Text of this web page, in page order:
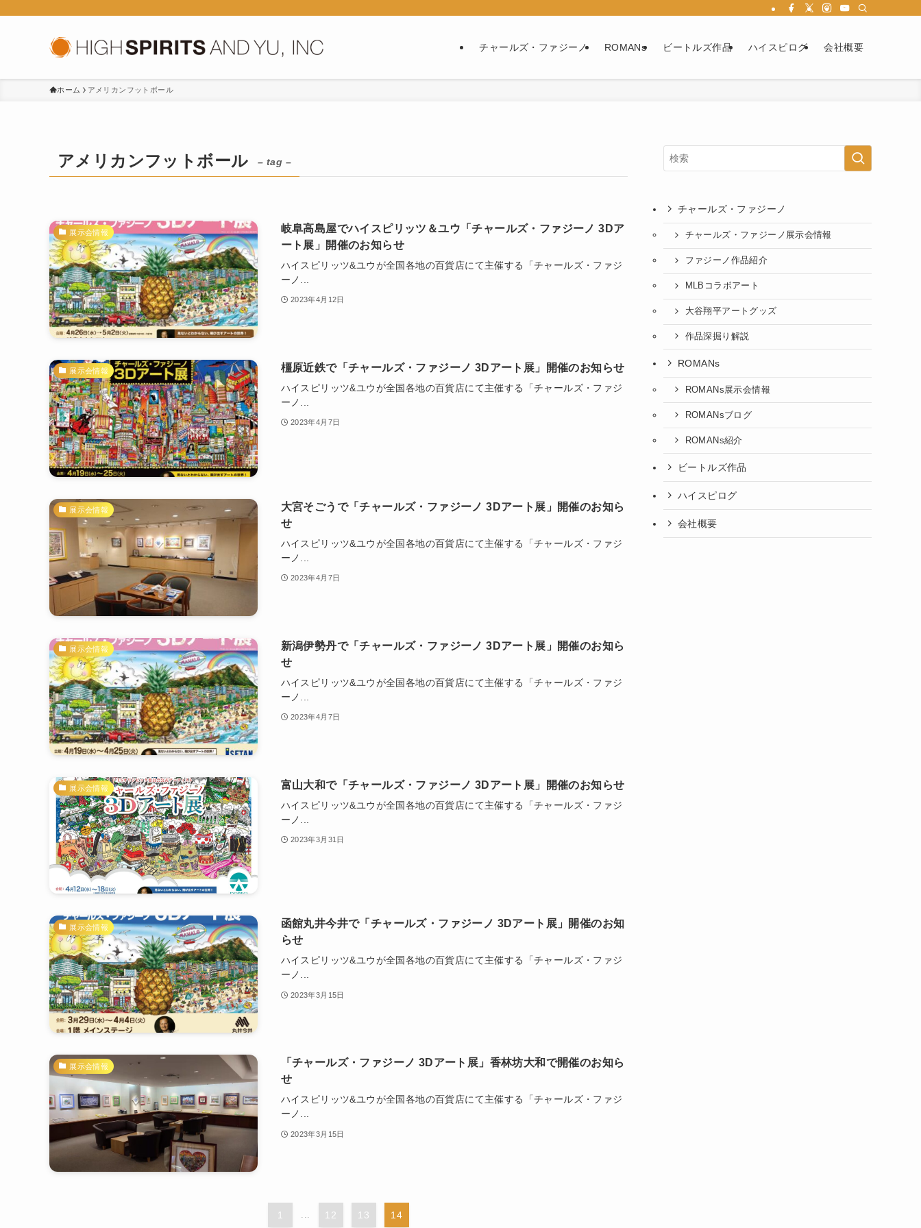
チャールズ・ファジーノ ROMANs ビートルズ作品 ハイスピログ 会社概要
ホーム アメリカンフットボール
アメリカンフットボール – tag –
展示会情報
岐阜高島屋でハイスピリッツ＆ユウ「チャールズ・ファジーノ 3Dア
ート展」開催のお知らせ
ハイスピリッツ&ユウが全国各地の百貨店にて主催する「チャールズ・ファジ
ーノ...
2023年4月12日
展示会情報 橿原近鉄で「チャールズ・ファジーノ 3Dアート展」開催のお知らせ
ハイスピリッツ&ユウが全国各地の百貨店にて主催する「チャールズ・ファジ
ーノ...
2023年4月7日
展示会情報
大宮そごうで「チャールズ・ファジーノ 3Dアート展」開催のお知ら
せ
ハイスピリッツ&ユウが全国各地の百貨店にて主催する「チャールズ・ファジ
ーノ...
2023年4月7日
展示会情報
新潟伊勢丹で「チャールズ・ファジーノ 3Dアート展」開催のお知ら
せ
ハイスピリッツ&ユウが全国各地の百貨店にて主催する「チャールズ・ファジ
ーノ...
2023年4月7日
展示会情報 富山大和で「チャールズ・ファジーノ 3Dアート展」開催のお知らせ
ハイスピリッツ&ユウが全国各地の百貨店にて主催する「チャールズ・ファジ
ーノ...
2023年3月31日
展示会情報
函館丸井今井で「チャールズ・ファジーノ 3Dアート展」開催のお知
らせ
ハイスピリッツ&ユウが全国各地の百貨店にて主催する「チャールズ・ファジ
ーノ...
2023年3月15日
展示会情報
「チャールズ・ファジーノ 3Dアート展」香林坊大和で開催のお知ら
せ
ハイスピリッツ&ユウが全国各地の百貨店にて主催する「チャールズ・ファジ
ーノ...
2023年3月15日
1 ... 12 13 14
チャールズ・ファジーノ
チャールズ・ファジーノ展示会情報
ファジーノ作品紹介
MLBコラボアート
大谷翔平アートグッズ
作品深掘り解説
ROMANs
ROMANs展示会情報
ROMANsブログ
ROMANs紹介
ビートルズ作品
ハイスピログ
会社概要